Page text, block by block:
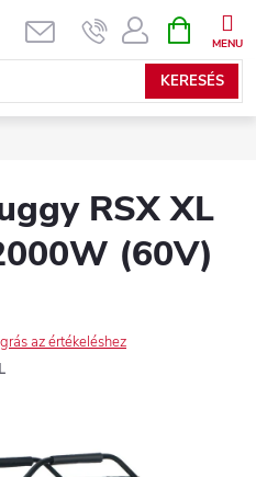
KERESÉS
KOSÁR
RSX XL
(60V)
az értékeléshez